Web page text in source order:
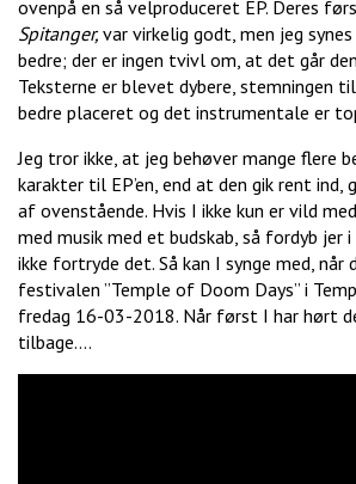
ovenpå en så velproduceret EP. Deres
Spitanger, var virkelig godt, men jeg
bedre; der er ingen tvivl om, at det går
Teksterne er blevet dybere, stemningen
bedre placeret og det instrumentale er
Jeg tror ikke, at jeg behøver mange flere
karakter til EP’en, end at den gik rent ind,
af ovenstående. Hvis I ikke kun er vild
med musik med et budskab, så fordyb jer
ikke fortryde det. Så kan I synge med, når
festivalen ”Temple of Doom Days” i
fredag 16-03-2018. Når først I har hørt
tilbage….